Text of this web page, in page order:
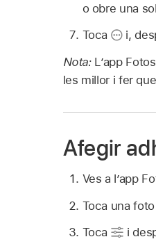
o obre una
Toca
i,
Nota: L’app
les millor i fer
Afegir
Ves a l’app
Toca una
Toca
i